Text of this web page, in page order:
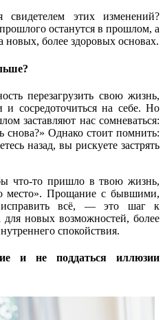
этих изменений?
останутся в прошлом, а
новых, более здоровых основах.
перезагрузить свою жизнь,
и сосредоточиться на себе. Но
заставляют нас сомневаться:
снова?» Однако стоит помнить:
назад, вы рискуете застрять
что-то пришло в твою жизнь,
место». Прощание с бывшими,
всё, — это шаг к
для новых возможностей, более
спокойствия.
и не поддаться иллюзии